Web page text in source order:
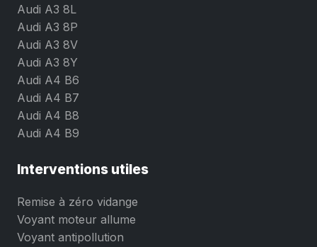
Audi A3 8L
Audi A3 8P
Audi A3 8V
Audi A3 8Y
Audi A4 B6
Audi A4 B7
Audi A4 B8
Audi A4 B9
Interventions utiles
Remise à zéro vidange
Voyant moteur allume
Voyant antipollution